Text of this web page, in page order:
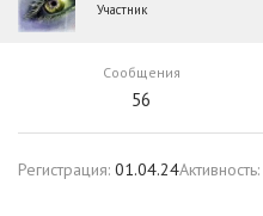
Участник
Сообщения
56
Регистрация 01.04.24Активность